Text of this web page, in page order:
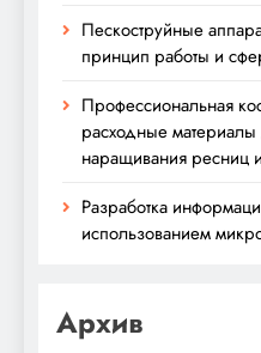
Пескоструйные
принцип работы и
Профессиональная
расходные материалы
наращивания ресниц
Разработка
использованием
Архив